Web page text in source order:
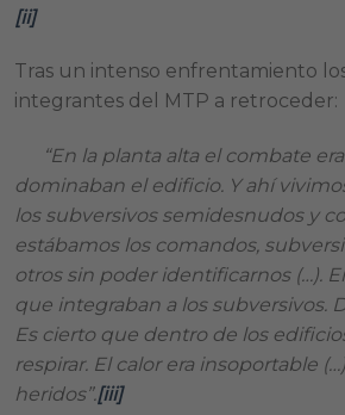
[ii]
Tras un intenso enfrentamiento
integrantes del MTP a retroceder:
“En la planta alta el combate
dominaban el edificio. Y ahí
los subversivos semidesnudos y
estábamos los comandos,
otros sin poder identificarnos (…).
que integraban a los subversivos.
Es cierto que dentro de los
respirar. El calor era insoportable
heridos”.[iii]